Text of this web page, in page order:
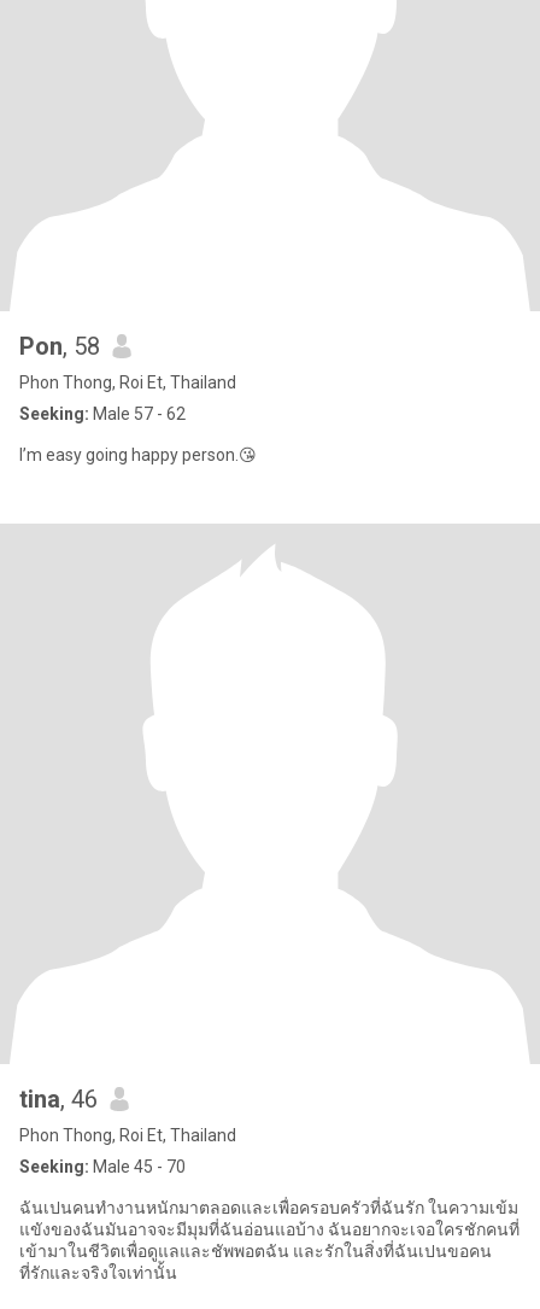
Pon, 58
Phon Thong, Roi Et, Thailand
Seeking: Male 57 - 62
I’m easy going happy person.😘
tina, 46
Phon Thong, Roi Et, Thailand
Seeking: Male 45 - 70
ฉันเปนคนทำงานหนักมาตลอดและเพื่อครอบครัวที่ฉันรัก ในความเข้ม
แขังของฉันมันอาจจะมีมุมที่ฉันอ่อนแอบ้าง ฉันอยากจะเจอใครชักคนที่
เข้ามาในชีวิตเพื่อดูแลและชัพพอตฉัน และรักในสิ่งที่ฉันเปนขอคน
ที่รักและจริงใจเท่านั้น